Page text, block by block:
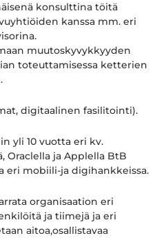
konsulttina töitä
kanssa mm. eri
muutoskyvykkyyden
toteuttamisessa ketterien
digitaalinen fasilitointi).
yli 10 vuotta eri kv.
Oraclella ja Applella BtB
eri mobiili-ja digihankkeissa.
organisaation eri
ja tiimejä ja eri
aitoa,osallistavaa